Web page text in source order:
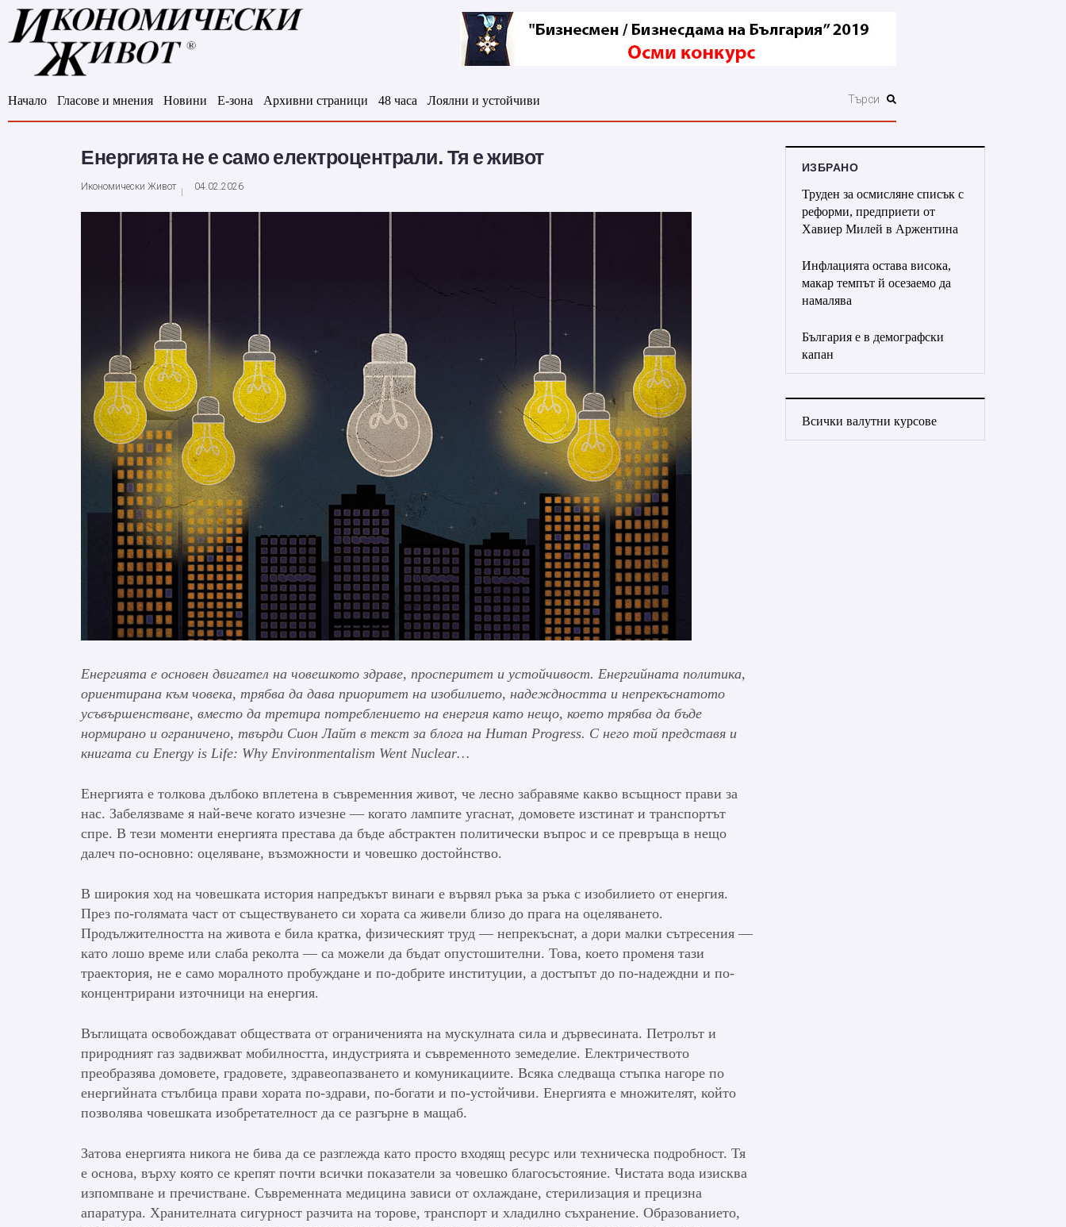
Начало Гласове и мнения Новини Е-зона Архивни страници 48 часа Лоялни и устойчиви
Енергията не е само електроцентрали. Тя е живот
Икономически Живот 04.02.2026
Енергията е основен двигател на човешкото здраве, просперитет и устойчивост. Енергийната политика,
ориентирана към човека, трябва да дава приоритет на изобилието, надеждността и непрекъснатото
усъвършенстване, вместо да третира потреблението на енергия като нещо, което трябва да бъде
нормирано и ограничено, твърди Сион Лайт в текст за блога на Human Progress. С него той представя и
книгата си Energy is Life: Why Environmentalism Went Nuclear…
Енергията е толкова дълбоко вплетена в съвременния живот, че лесно забравяме какво всъщност прави за
нас. Забелязваме я най-вече когато изчезне — когато лампите угаснат, домовете изстинат и транспортът
спре. В тези моменти енергията престава да бъде абстрактен политически въпрос и се превръща в нещо
далеч по-основно: оцеляване, възможности и човешко достойнство.
В широкия ход на човешката история напредъкът винаги е вървял ръка за ръка с изобилието от енергия.
През по-голямата част от съществуването си хората са живели близо до прага на оцеляването.
Продължителността на живота е била кратка, физическият труд — непрекъснат, а дори малки сътресения —
като лошо време или слаба реколта — са можели да бъдат опустошителни. Това, което променя тази
траектория, не е само моралното пробуждане и по-добрите институции, а достъпът до по-надеждни и по-
концентрирани източници на енергия.
Въглищата освобождават обществата от ограниченията на мускулната сила и дървесината. Петролът и
природният газ задвижват мобилността, индустрията и съвременното земеделие. Електричеството
преобразява домовете, градовете, здравеопазването и комуникациите. Всяка следваща стъпка нагоре по
енергийната стълбица прави хората по-здрави, по-богати и по-устойчиви. Енергията е множителят, който
позволява човешката изобретателност да се разгърне в мащаб.
Затова енергията никога не бива да се разглежда като просто входящ ресурс или техническа подробност. Тя
е основа, върху която се крепят почти всички показатели за човешко благосъстояние. Чистата вода изисква
изпомпване и пречистване. Съвременната медицина зависи от охлаждане, стерилизация и прецизна
апаратура. Хранителната сигурност разчита на торове, транспорт и хладилно съхранение. Образованието,
ИЗБРАНО
Труден за осмисляне списък с
реформи, предприети от
Хавиер Милей в Аржентина
Инфлацията остава висока,
макар темпът й осезаемо да
намалява
България е в демографски
капан
Всички валутни курсове